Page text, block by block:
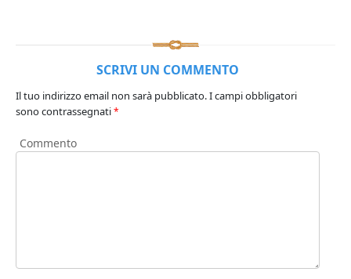
SCRIVI UN COMMENTO
Il tuo indirizzo email non sarà pubblicato.I campi obbligatori
sono contrassegnati*
Commento